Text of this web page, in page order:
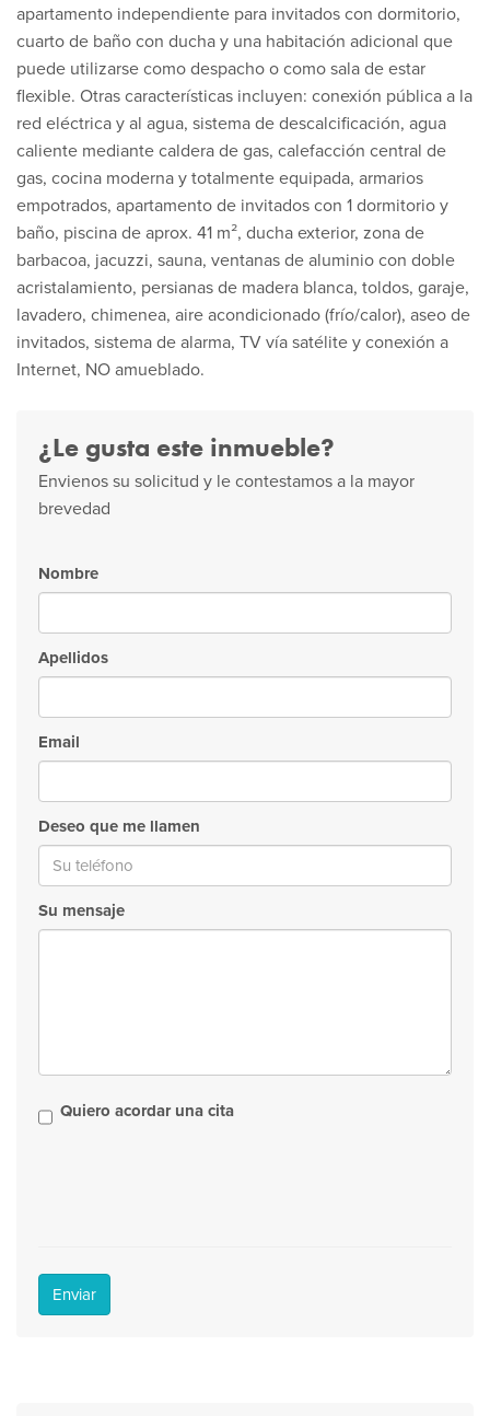
apartamento independiente para invitados con dormitorio,
cuarto de baño con ducha y una habitación adicional que
puede utilizarse como despacho o como sala de estar
flexible. Otras características incluyen: conexión pública a la
red eléctrica y al agua, sistema de descalcificación, agua
caliente mediante caldera de gas, calefacción central de
gas, cocina moderna y totalmente equipada, armarios
empotrados, apartamento de invitados con 1 dormitorio y
baño, piscina de aprox. 41 m², ducha exterior, zona de
barbacoa, jacuzzi, sauna, ventanas de aluminio con doble
acristalamiento, persianas de madera blanca, toldos, garaje,
lavadero, chimenea, aire acondicionado (frío/calor), aseo de
invitados, sistema de alarma, TV vía satélite y conexión a
Internet, NO amueblado.
¿Le gusta este inmueble?
Envienos su solicitud y le contestamos a la mayor
brevedad
Nombre
Apellidos
Email
Deseo que me llamen
Su mensaje
Quiero acordar una cita
Enviar